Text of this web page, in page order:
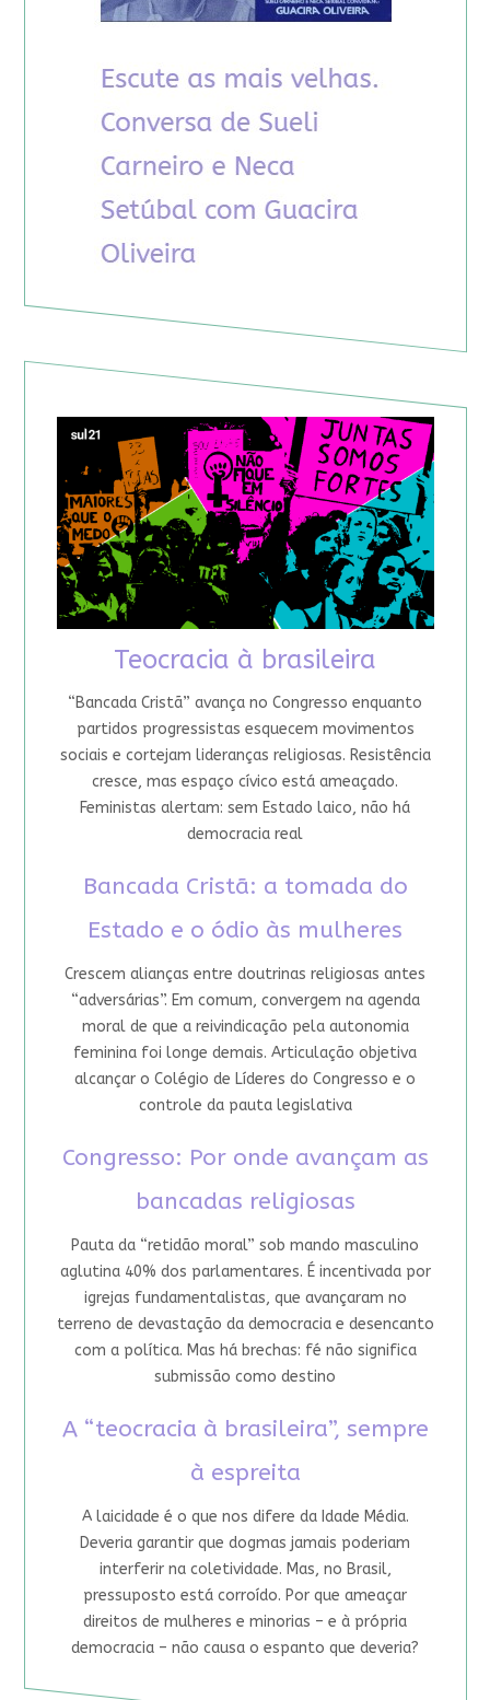
Teocracia à brasileira
“Bancada Cristã” avança no Congresso enquanto
partidos progressistas esquecem movimentos
sociais e cortejam lideranças religiosas. Resistência
cresce, mas espaço cívico está ameaçado.
Feministas alertam: sem Estado laico, não há
democracia real
Bancada Cristã: a tomada do
Estado e o ódio às mulheres
Crescem alianças entre doutrinas religiosas antes
“adversárias”. Em comum, convergem na agenda
moral de que a reivindicação pela autonomia
feminina foi longe demais. Articulação objetiva
alcançar o Colégio de Líderes do Congresso e o
controle da pauta legislativa
Congresso: Por onde avançam as
bancadas religiosas
Pauta da “retidão moral” sob mando masculino
aglutina 40% dos parlamentares. É incentivada por
igrejas fundamentalistas, que avançaram no
terreno de devastação da democracia e desencanto
com a política. Mas há brechas: fé não significa
submissão como destino
A “teocracia à brasileira”, sempre
à espreita
A laicidade é o que nos difere da Idade Média.
Deveria garantir que dogmas jamais poderiam
interferir na coletividade. Mas, no Brasil,
pressuposto está corroído. Por que ameaçar
direitos de mulheres e minorias – e à própria
democracia – não causa o espanto que deveria?